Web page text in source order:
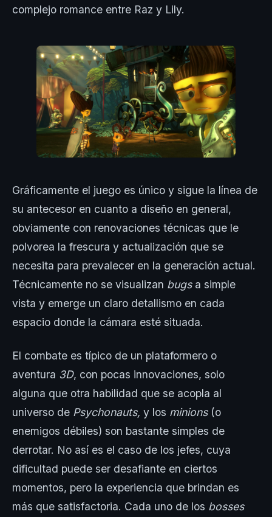
complejo romance entre Raz y Lily.
Gráficamente el juego es único y sigue la línea de
su antecesor en cuanto a diseño en general,
obviamente con renovaciones técnicas que le
polvorea la frescura y actualización que se
necesita para prevalecer en la generación actual.
Técnicamente no se visualizan bugs a simple
vista y emerge un claro detallismo en cada
espacio donde la cámara esté situada.
El combate es típico de un plataformero o
aventura 3D, con pocas innovaciones, solo
alguna que otra habilidad que se acopla al
universo de Psychonauts, y los minions (o
enemigos débiles) son bastante simples de
derrotar. No así es el caso de los jefes, cuya
dificultad puede ser desafiante en ciertos
momentos, pero la experiencia que brindan es
más que satisfactoria. Cada uno de los bosses